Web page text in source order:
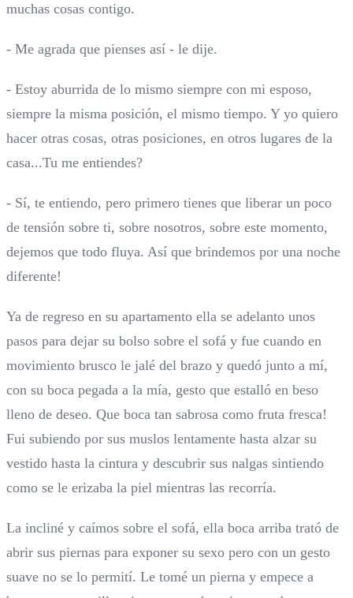
muchas cosas contigo.
- Me agrada que pienses así - le dije.
- Estoy aburrida de lo mismo siempre con mi esposo,
siempre la misma posición, el mismo tiempo. Y yo quiero
hacer otras cosas, otras posiciones, en otros lugares de la
casa...Tu me entiendes?
- Sí, te entiendo, pero primero tienes que liberar un poco
de tensión sobre ti, sobre nosotros, sobre este momento,
dejemos que todo fluya. Así que brindemos por una noche
diferente!
Ya de regreso en su apartamento ella se adelanto unos
pasos para dejar su bolso sobre el sofá y fue cuando en
movimiento brusco le jalé del brazo y quedó junto a mí,
con su boca pegada a la mía, gesto que estalló en beso
lleno de deseo. Que boca tan sabrosa como fruta fresca!
Fui subiendo por sus muslos lentamente hasta alzar su
vestido hasta la cintura y descubrir sus nalgas sintiendo
como se le erizaba la piel mientras las recorría.
La incliné y caímos sobre el sofá, ella boca arriba trató de
abrir sus piernas para exponer su sexo pero con un gesto
suave no se lo permití. Le tomé un pierna y empece a